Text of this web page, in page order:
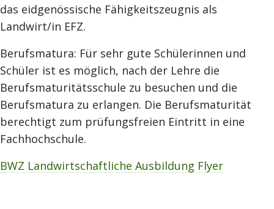
das eidgenössische Fähigkeitszeugnis als
Landwirt/in EFZ.
Berufsmatura: Für sehr gute Schülerinnen und
Schüler ist es möglich, nach der Lehre die
Berufsmaturitätsschule zu besuchen und die
Berufsmatura zu erlangen. Die Berufsmaturität
berechtigt zum prüfungsfreien Eintritt in eine
Fachhochschule.
BWZ Landwirtschaftliche Ausbildung Flyer